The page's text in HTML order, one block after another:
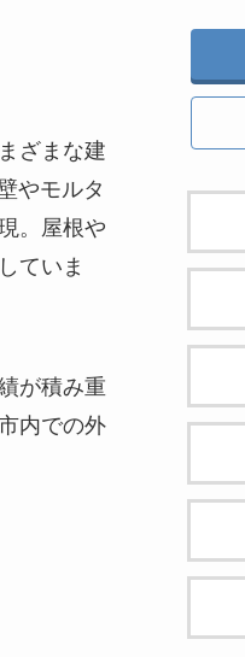
ざまな建
やモルタ
。屋根や
ていま
が積み重
内での外